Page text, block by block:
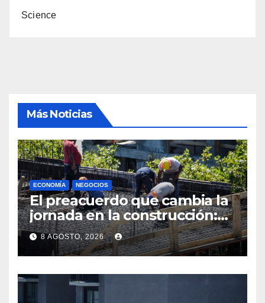
Science
Más Noticias
ECONOMÍA NEGOCIOS
El preacuerdo que cambia la
jornada en la construcción:
menos horas, subas reales y
convenio hasta 2031
8 AGOSTO, 2026